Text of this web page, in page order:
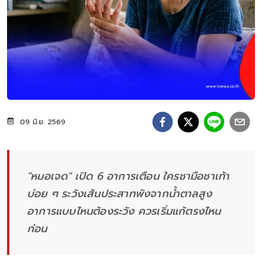
09 มิ.ย. 2569
"หมอเจด" เปิด 6 อาการเตือน ใครชามือชาเท้า
บ่อย ๆ ระวังเส้นประสาทพังจากน้ำตาลสูง
อาการแบบไหนต้องระวัง ควรเริ่มแก้ตรงไหน
ก่อน